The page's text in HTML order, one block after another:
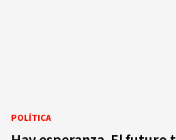
POLÍTICA